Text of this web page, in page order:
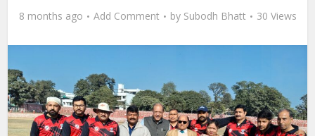
8 months ago Add Comment by Subodh Bhatt 30 Views